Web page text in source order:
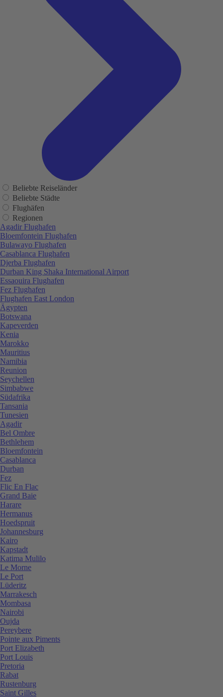
Beliebte Reiseländer
Beliebte Städte
Flughäfen
Regionen
Agadir Flughafen
Bloemfontein Flughafen
Bulawayo Flughafen
Casablanca Flughafen
Djerba Flughafen
Durban King Shaka International Airport
Essaouira Flughafen
Fez Flughafen
Flughafen East London
Ägypten
Botswana
Kapeverden
Kenia
Marokko
Mauritius
Namibia
Reunion
Seychellen
Simbabwe
Südafrika
Tansania
Tunesien
Agadir
Bel Ombre
Bethlehem
Bloemfontein
Casablanca
Durban
Fez
Flic En Flac
Grand Baie
Harare
Hermanus
Hoedspruit
Johannesburg
Kairo
Kapstadt
Katima Mulilo
Le Morne
Le Port
Lüderitz
Marrakesch
Mombasa
Nairobi
Oujda
Pereybere
Pointe aux Piments
Port Elizabeth
Port Louis
Pretoria
Rabat
Rustenburg
Saint Gilles